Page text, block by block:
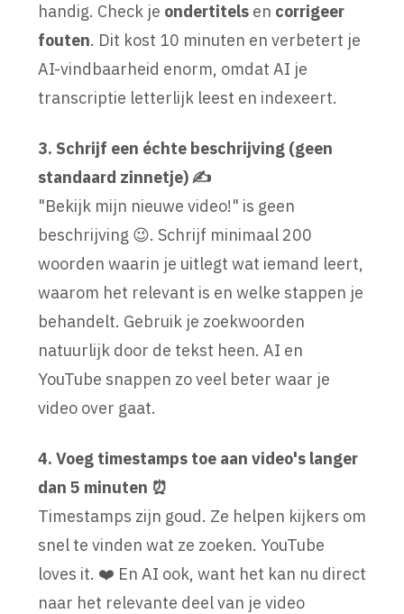
handig. Check je ondertitelsen corrigeer
fouten. Dit kost 10 minuten en verbetert je
AI-vindbaarheid enorm, omdat AI je
transcriptie letterlijk leest en indexeert.
3. Schrijf een échte beschrijving (geen
standaard zinnetje) ✍️
"Bekijk mijn nieuwe video!" is geen
beschrijving 😉. Schrijf minimaal 200
woorden waarin je uitlegt wat iemand leert,
waarom het relevant is en welke stappen je
behandelt. Gebruik je zoekwoorden
natuurlijk door de tekst heen. AI en
YouTube snappen zo veel beter waar je
video over gaat.
4. Voeg timestamps toe aan video's langer
dan 5 minuten ⏰
Timestamps zijn goud. Ze helpen kijkers om
snel te vinden wat ze zoeken. YouTube
loves it. ❤️ En AI ook, want het kan nu direct
naar het relevante deel van je video